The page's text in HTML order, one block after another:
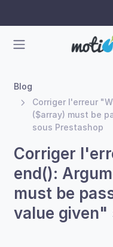
Blog
Corriger l'erreur
($array) must be
sous Prestashop
Corriger
end():
must be
value given"